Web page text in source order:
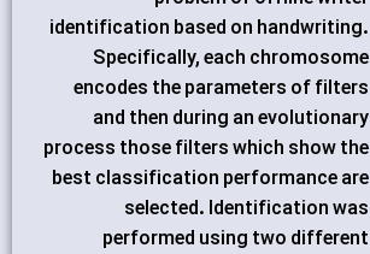
identification based on handwriting.
Specifically, each chromosome
encodes the parameters of filters
and then during an evolutionary
process those filters which show the
best classification performance are
selected. Identification was
performed using two different